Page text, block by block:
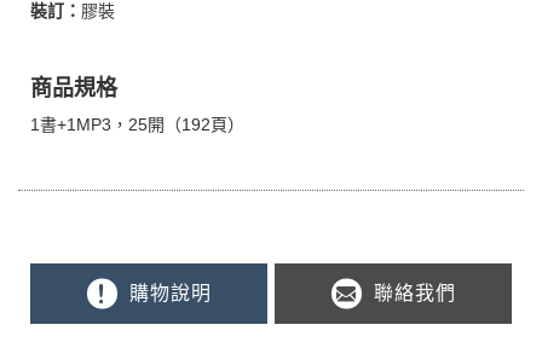
裝訂： 膠裝
商品規格
1書+1MP3，25開（192頁）
購物說明 聯絡我們